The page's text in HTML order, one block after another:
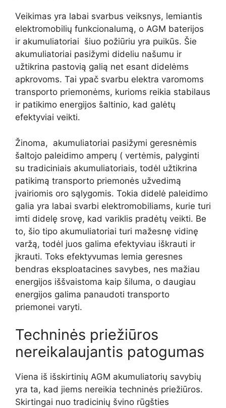
Veikimas yra labai svarbus veiksnys, lemiantis
elektromobilių funkcionalumą, o AGM baterijos
ir akumuliatoriai šiuo požiūriu yra puikūs. Šie
akumuliatoriai pasižymi dideliu našumu ir
užtikrina pastovią galią net esant didelėms
apkrovoms. Tai ypač svarbu elektra varomoms
transporto priemonėms, kurioms reikia stabilaus
ir patikimo energijos šaltinio, kad galėtų
efektyviai veikti.
Žinoma, akumuliatoriai pasižymi geresnėmis
šaltojo paleidimo amperų ( vertėmis, palyginti
su tradiciniais akumuliatoriais, todėl užtikrina
patikimą transporto priemonės užvedimą
įvairiomis oro sąlygomis. Tokia didelė paleidimo
galia yra labai svarbi elektromobiliams, kurie turi
imti didelę srovę, kad variklis pradėtų veikti. Be
to, šio tipo akumuliatoriai turi mažesnę vidinę
varžą, todėl juos galima efektyviau iškrauti ir
įkrauti. Toks efektyvumas lemia geresnes
bendras eksploatacines savybes, nes mažiau
energijos iššvaistoma kaip šiluma, o daugiau
energijos galima panaudoti transporto
priemonei varyti.
Techninės priežiūros
nereikalaujantis patogumas
Viena iš išskirtinių AGM akumuliatorių savybių
yra ta, kad jiems nereikia techninės priežiūros.
Skirtingai nuo tradicinių švino rūgšties